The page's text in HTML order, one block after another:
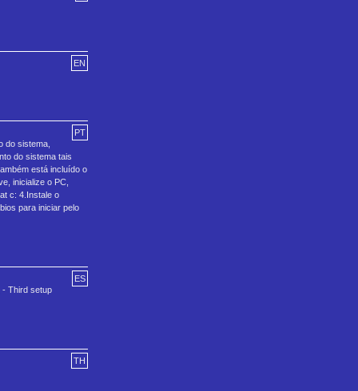
EN
PT
do sistema,
do sistema tais
está incluído o
inicialize o PC,
c: 4.Instale o
para iniciar pelo
ES
- Third setup
TH